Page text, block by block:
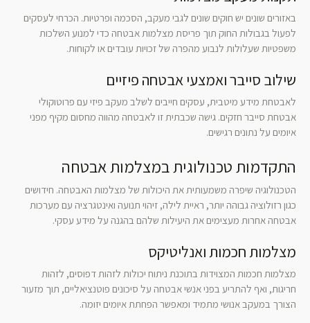
באזורים שונים יש חוקים שונים לגבי מעקב, הסכמה ופרטיות. הכרחי לעסקים
לפעול בגבולות החוק תוך פריסת מצלמות אבטחה כדי למנוע השלכות
משפטיות שעלולות לנבוע מהפרה של זכויות עובדים או לקוחות.
שילוב סייבר ואמצעי אבטחה פיזיים
לאבטחת מידע מיטבית, עסקים חייבים לשלב מעקב פיזי עם פרוטוקולי
אבטחת סייבר חזקים. גישה שכבתית זו לאבטחה מהווה מחסום מקיף מפני
איומים על נתונים רגישים.
התקדמות טכנולוגית במצלמות אבטחה
הטכנולוגיה שיפרה משמעותית את היכולות של מצלמות האבטחה. חידושים
כגון רזולוציה גבוהה יותר, ראיית לילה, זיהוי תנועה ואינטגרציה עם מערכות
אבטחה אחרות מעצימים את היעילות שלהם בהגנה על מידע עסקי.
מצלמות חכמות ואנליטיקס
מצלמות חכמות המצוידות בתוכנת ניתוח יכולות לזהות דפוסים, לזהות
חריגות, ואף להתריע בפני אנשי אבטחה על סיכונים פוטנציאליים, תוך מזעור
הצורך במעקב אנושי מתמיד ומאפשר הפחתת איומים יזומה.